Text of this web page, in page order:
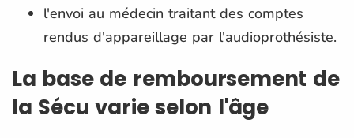
l'envoi au médecin traitant des comptes
rendus d'appareillage par l'audioprothésiste.
La base de remboursement de
la Sécu varie selon l'âge